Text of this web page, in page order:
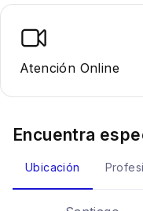
Atención Online
Encuentra
Ubicación